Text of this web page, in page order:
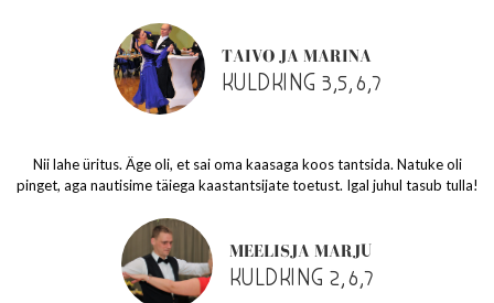
TAIVO JA MARINA
KULDKING 3,5,6,7
Nii lahe üritus. Äge oli, et sai oma kaasaga koos tantsida. Natuke oli
pinget, aga nautisime täiega kaastantsijate toetust. Igal juhul tasub tulla!
MEELISJA MARJU
KULDKING 2,6,7